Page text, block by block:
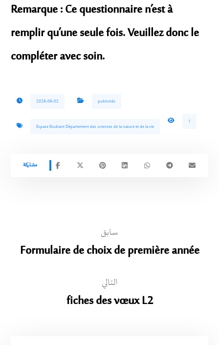
Remarque : Ce questionnaire n’est à
remplir qu’une seule fois. Veuillez donc le
compléter avec soin.
2026-06-02 publicités
Espace Etudiant Département des sciences de la nature et de la vie
1
سابق
Formulaire de choix de première année
التالي
fiches des vœux L2